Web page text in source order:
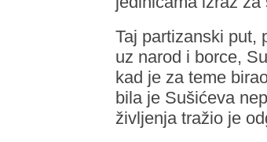
Taj partizanski put,
uz narod i borce,
kad je za teme
bila je Sušićeva
življenja tražio je